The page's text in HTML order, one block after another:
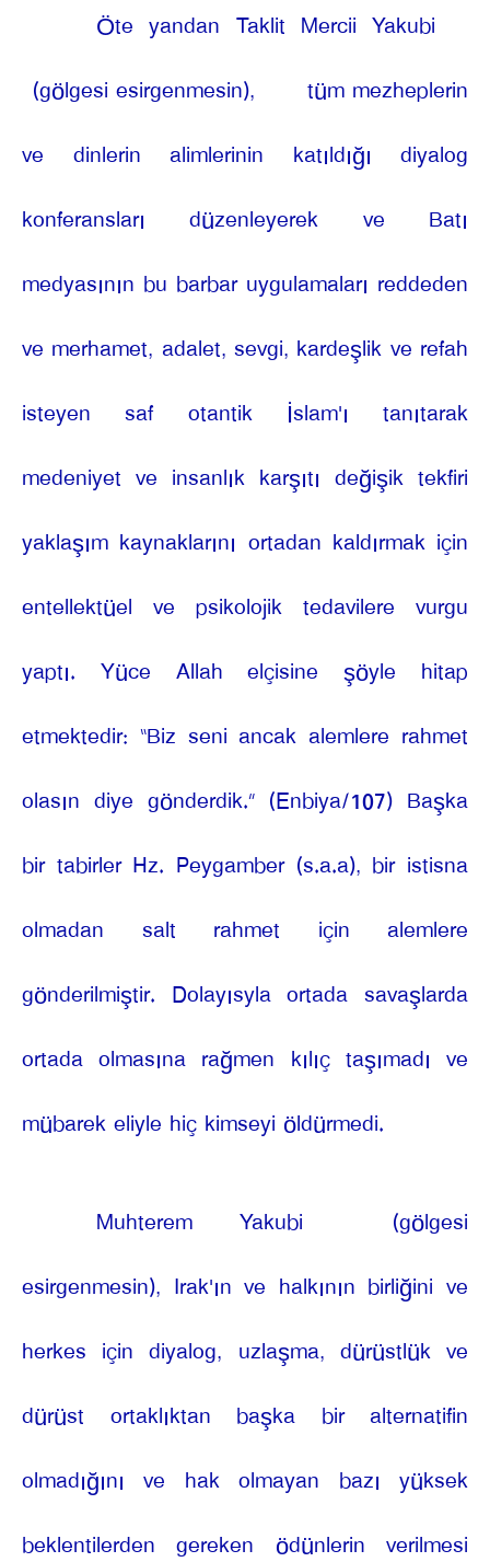
Öte yandan Taklit Mercii Yakubi
(gölgesi esirgenmesin),
tüm mezheplerin
ve dinlerin alimlerinin katıldığı diyalog
konferansları düzenleyerek ve Batı
medyasının bu barbar uygulamaları reddeden
ve merhamet, adalet, sevgi, kardeşlik ve refah
isteyen saf otantik İslam'ı tanıtarak
medeniyet ve insanlık karşıtı değişik tekfiri
yaklaşım kaynaklarını ortadan kaldırmak için
entellektüel ve psikolojik tedavilere vurgu
yaptı. Yüce Allah elçisine şöyle hitap
etmektedir: “Biz seni ancak alemlere rahmet
olasın diye gönderdik.” (Enbiya/107) Başka
bir tabirler Hz. Peygamber (s.a.a), bir istisna
olmadan salt rahmet için alemlere
gönderilmiştir. Dolayısyla ortada savaşlarda
ortada olmasına rağmen kılıç taşımadı ve
mübarek eliyle hiç kimseyi öldürmedi.
Muhterem Yakubi
(gölgesi
esirgenmesin), Irak'ın ve halkının birliğini ve
herkes için diyalog, uzlaşma, dürüstlük ve
dürüst ortaklıktan başka bir alternatifin
olmadığını ve hak olmayan bazı yüksek
beklentilerden gereken ödünlerin verilmesi